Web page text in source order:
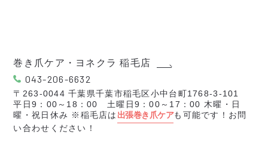
巻き爪ケア・ヨネクラ 稲毛店
043-206-6632
〒263-0044 千葉県千葉市稲毛区小中台町1768-3-101
平日9：00～18：00 土曜日9：00～17：00 木曜・日
曜・祝日休み ※稲毛店は 出張巻き爪ケアも可能です！お問
い合わせください！